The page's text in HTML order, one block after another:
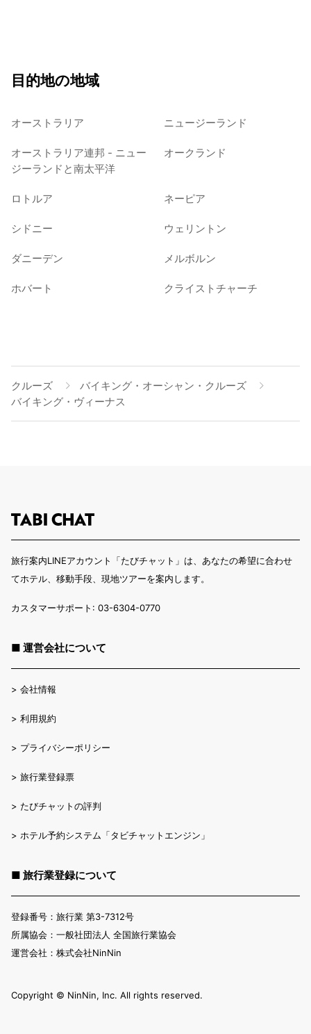
目的地の地域
オーストラリア ニュージーランド
オーストラリア連邦 - ニュー
ジーランドと南太平洋
オークランド
ロトルア ネーピア
シドニー ウェリントン
ダニーデン メルボルン
ホバート クライストチャーチ
クルーズ
バイキング・オーシャン・クルーズ
バイキング・ヴィーナス
旅行案内LINEアカウント「たびチャット」は、あなたの希望に合わせ
てホテル、移動手段、現地ツアーを案内します。
カスタマーサポート: 03-6304-0770
■ 運営会社について
> 会社情報
> 利用規約
> プライバシーポリシー
> 旅行業登録票
> たびチャットの評判
> ホテル予約システム「タビチャットエンジン」
■ 旅行業登録について
登録番号：旅行業 第3-7312号
所属協会：一般社団法人 全国旅行業協会
運営会社：株式会社NinNin
Copyright ©︎ NinNin, Inc. All rights reserved.